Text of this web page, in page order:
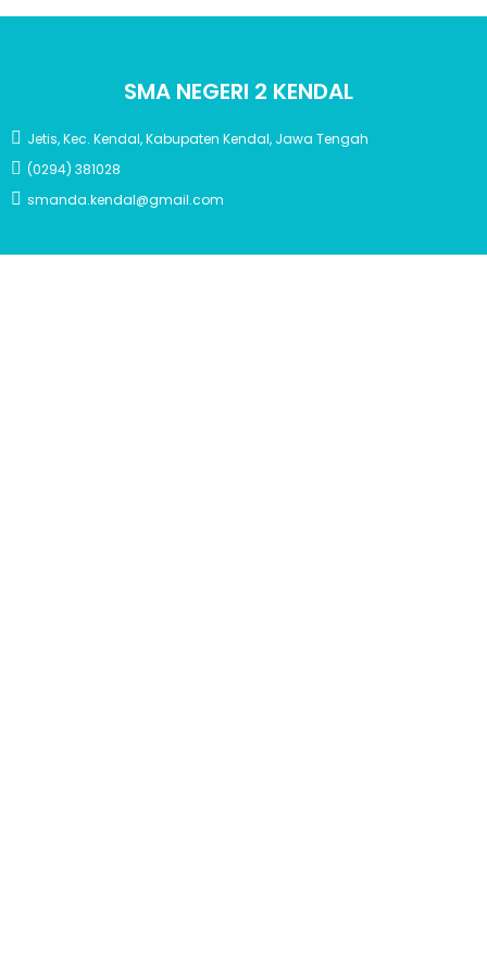
SMA NEGERI 2 KENDAL
Jetis, Kec. Kendal, Kabupaten Kendal, Jawa Tengah
(0294) 381028
smanda.kendal@gmail.com